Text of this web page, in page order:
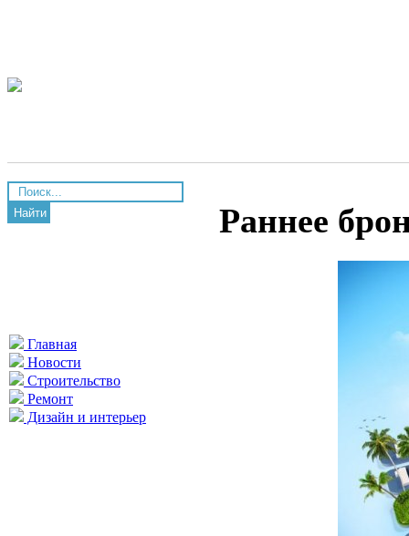
Найти
Главная
Новости
Строительство
Ремонт
Дизайн и интерьер
Раннее